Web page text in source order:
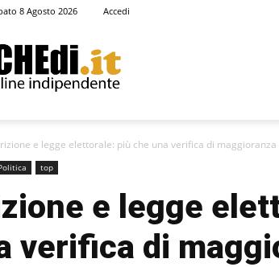
8 Agosto 2026 Accedi
e legge elettorale: più che una verifica di maggioranza
top
e legge
verifica di